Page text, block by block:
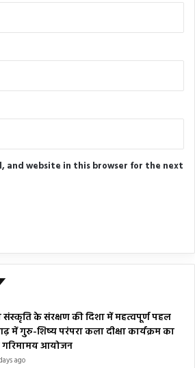
and website in this browser for the next
संस्कृति के संरक्षण की दिशा में महत्वपूर्ण पहल
में गुरु-शिष्य परंपरा कला दीक्षा कार्यक्रम का
आयोजन
ago